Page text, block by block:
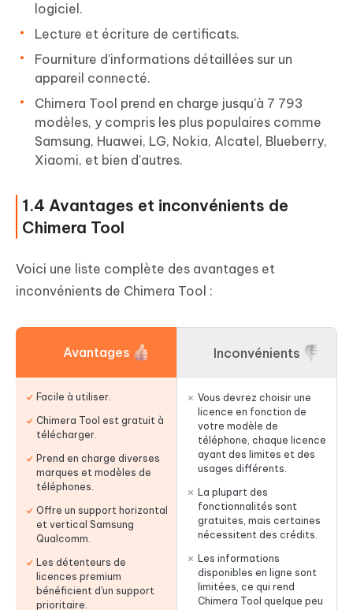
logiciel.
Lecture et écriture de certificats.
Fourniture d'informations détaillées sur un
appareil connecté.
Chimera Tool prend en charge jusqu'à 7 793
modèles, y compris les plus populaires comme
Samsung, Huawei, LG, Nokia, Alcatel, Blueberry,
Xiaomi, et bien d'autres.
1.4 Avantages et inconvénients de
Chimera Tool
Voici une liste complète des avantages et
inconvénients de Chimera Tool :
Avantages
Facile à utiliser.
Chimera Tool est gratuit à
télécharger.
Prend en charge diverses
marques et modèles de
téléphones.
Offre un support horizontal
et vertical Samsung
Qualcomm.
Les détenteurs de
licences premium
bénéficient d'un support
prioritaire.
Inconvénients
Vous devrez choisir une
licence en fonction de
votre modèle de
téléphone, chaque licence
ayant des limites et des
usages différents.
La plupart des
fonctionnalités sont
gratuites, mais certaines
nécessitent des crédits.
Les informations
disponibles en ligne sont
limitées, ce qui rend
Chimera Tool quelque peu